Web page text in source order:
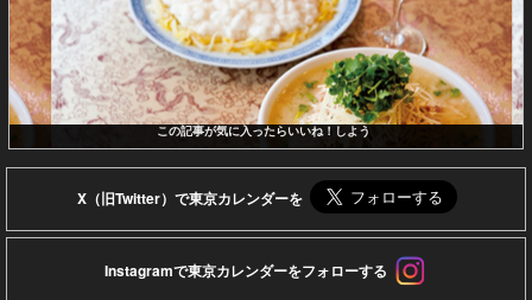
この記事が気に入ったらいいね！しよう
X（旧Twitter）で東京カレンダーを
Instagramで東京カレンダーをフォローする